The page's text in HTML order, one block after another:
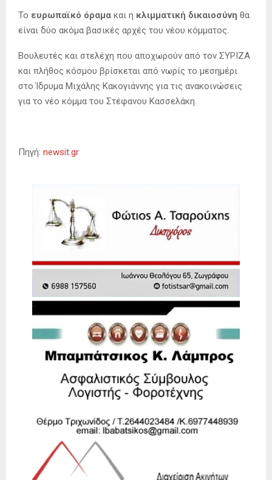
Το ευρωπαϊκό όραμα και η κλιμματική δικαιοσύνη θα
είναι δύο ακόμα βασικές αρχές του νέου κόμματος.
Βουλευτές και στελέχη που αποχωρούν από τον ΣΥΡΙΖΑ
και πλήθος κόσμου βρίσκεται από νωρίς το μεσημέρι
στο Ίδρυμα Μιχάλης Κακογιάννης για τις ανακοινώσεις
για το νέο κόμμα του Στέφανου Κασσελάκη.
Πηγή: newsit.gr